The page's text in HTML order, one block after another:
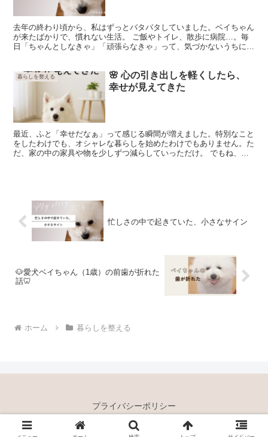
去年の終わり頃から、私はずっとバタバタしていました。ベイちゃん
が来たばかりで、慣れない生活。 ご飯やトイレ、散歩に病院…。毎
日「ちゃんとしなきゃ」「頑張らなきゃ」って、気づかないうちに力
暮らしを整える
🌸 心の引き出しを軽くしたら、
幸せが見えてきた
最近、ふと「幸せだなぁ」って感じる瞬間が増えました。特別なこと
をしたわけでも、オシャレな暮らしを始めたわけでもありません。た
だ、家の中の家具や物を少しずつ減らしていっただけ。 でもね、不
忙しさの中で起きていた、小さなサイン
🐶愛犬ベイちゃん（1歳）の前歯が折れた
話🦷
ホーム 暮らしを整える
プライバシーポリシー
Copyright © 2024 カラとベイのいる暮らし All Rights Reserved.